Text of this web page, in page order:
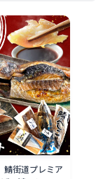
鯖街道プレミア